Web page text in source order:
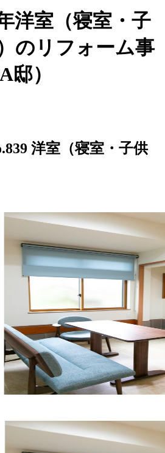
洋室（寝室・子
のリフォーム事
邸）
洋室（寝室・子供